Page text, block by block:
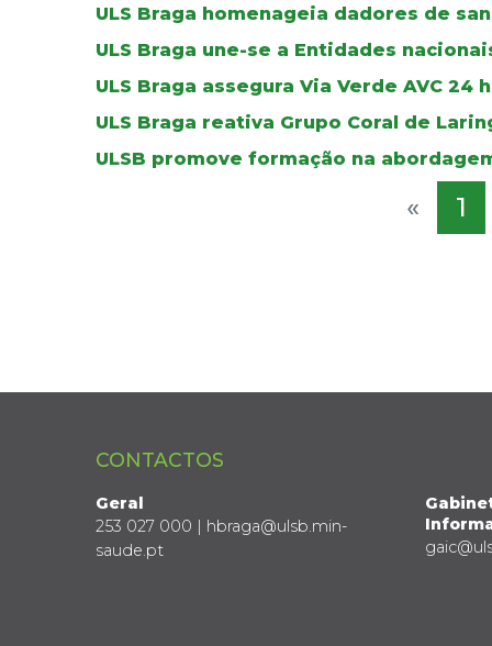
ULS Braga homenageia dadores de
ULS Braga une-se a Entidades
ULS Braga assegura Via Verde AVC
ULS Braga reativa Grupo Coral de
ULSB promove formação na
« 1
CONTACTOS
Geral
253 027 000 | hbraga@ulsb.min-
saude.pt